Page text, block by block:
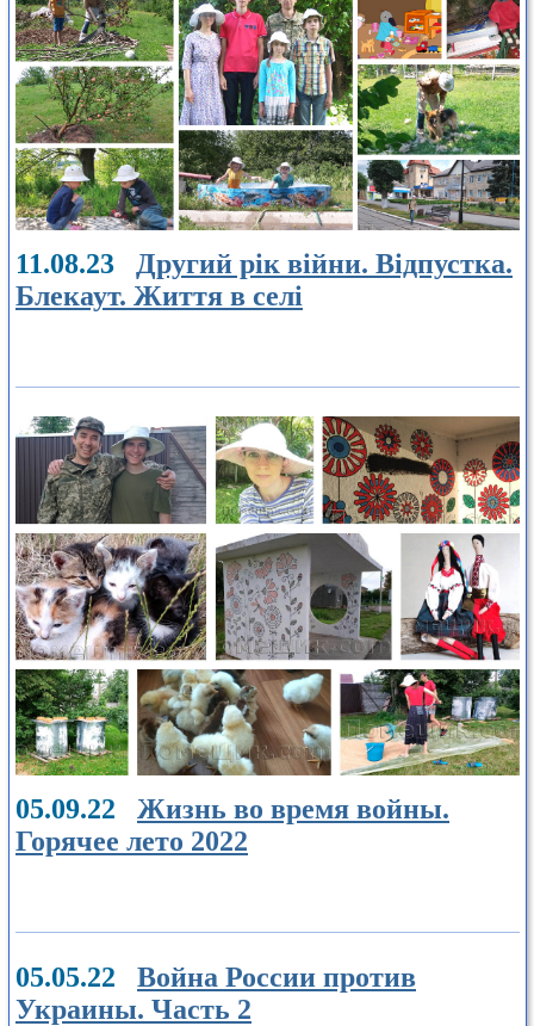
11.08.23 Другий рік війни. Відпустка.
Блекаут. Життя в селі
05.09.22 Жизнь во время войны.
Горячее лето 2022
05.05.22 Война России против
Украины. Часть 2